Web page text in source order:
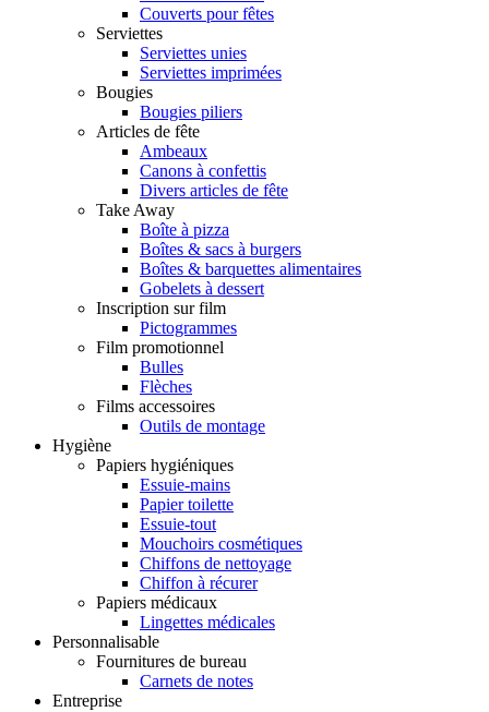
Couverts pour fêtes
Serviettes
Serviettes unies
Serviettes imprimées
Bougies
Bougies piliers
Articles de fête
Ambeaux
Canons à confettis
Divers articles de fête
Take Away
Boîte à pizza
Boîtes & sacs à burgers
Boîtes & barquettes alimentaires
Gobelets à dessert
Inscription sur film
Pictogrammes
Film promotionnel
Bulles
Flèches
Films accessoires
Outils de montage
Hygiène
Papiers hygiéniques
Essuie-mains
Papier toilette
Essuie-tout
Mouchoirs cosmétiques
Chiffons de nettoyage
Chiffon à récurer
Papiers médicaux
Lingettes médicales
Personnalisable
Fournitures de bureau
Carnets de notes
Entreprise